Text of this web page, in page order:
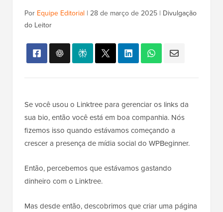
Por Equipe Editorial | 28 de março de 2025 | Divulgação
do Leitor
Se você usou o Linktree para gerenciar os links da
sua bio, então você está em boa companhia. Nós
fizemos isso quando estávamos começando a
crescer a presença de mídia social do WPBeginner.
Então, percebemos que estávamos gastando
dinheiro com o Linktree.
Mas desde então, descobrimos que criar uma página